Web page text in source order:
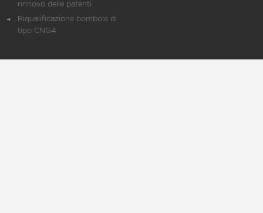
rinnovo delle patenti
Riqualificazione bombole di
tipo CNG4